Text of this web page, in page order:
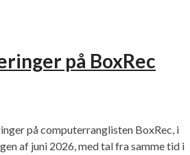
på BoxRec
på computerranglisten BoxRec, i
af juni 2026, med tal fra samme tid i